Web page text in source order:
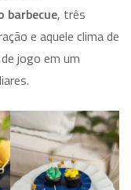
barbecue, três
e aquele clima de
jogo em um